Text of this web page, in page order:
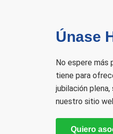
Únase
No espere más
tiene para
jubilación
nuestro sitio
Quiero